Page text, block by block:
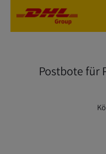
Postbote für